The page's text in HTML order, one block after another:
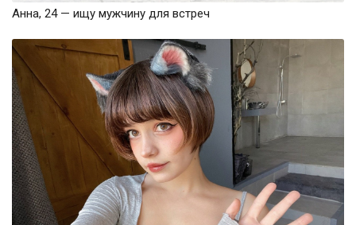
Анна, 24 — ищу мужчину для встреч